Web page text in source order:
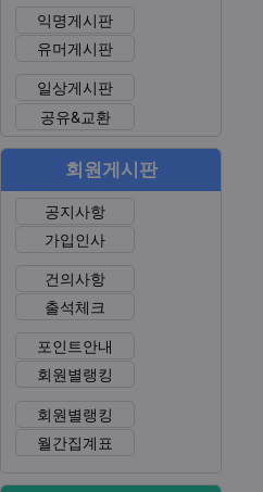
익명게시판
유머게시판
일상게시판
공유&교환
회원게시판
공지사항
가입인사
건의사항
출석체크
포인트안내
회원별랭킹
회원별랭킹
월간집계표